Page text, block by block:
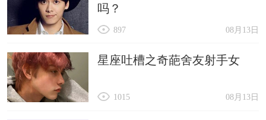
吗？
08月13日
897
星座吐槽之奇葩舍友射手女
08月13日
1015